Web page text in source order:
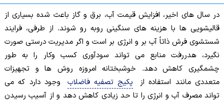
در سال های اخیر، افزایش قیمت آب، برق و گاز باعث شده بسیاری از
قالیشویی ها با هزینه های سنگینی روبه رو شوند. از طرفی، فرایند
شستشوی فرش ذاتاً آب بر و انرژی بر است و اگر مدیریت درستی صورت
نگیرد، هدررفت منابع می تواند سودآوری کسب وکار را به طور
چشمگیری کاهش دهد. خوشبختانه امروزه روش ها و تجهیزات
متعددی مانند استفاده از
پکیج تصفیه فاضلاب
وجود دارد که می
تواند مصرف آب و انرژی را تا حد زیادی کاهش دهد و از آسیب رسیدن